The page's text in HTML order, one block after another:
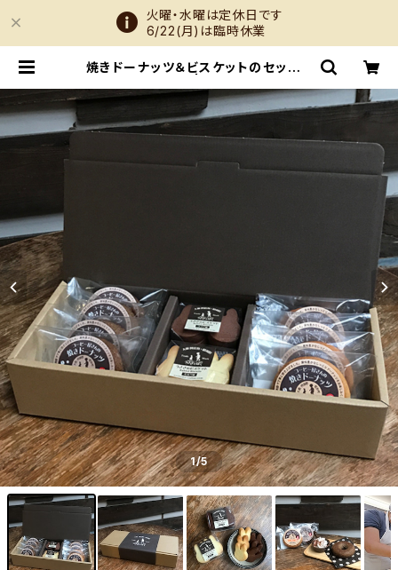
火曜・水曜は定休日です
6/22(月)は臨時休業
焼きドーナッツ＆ビスケットのセット L
ne Shop
1/5